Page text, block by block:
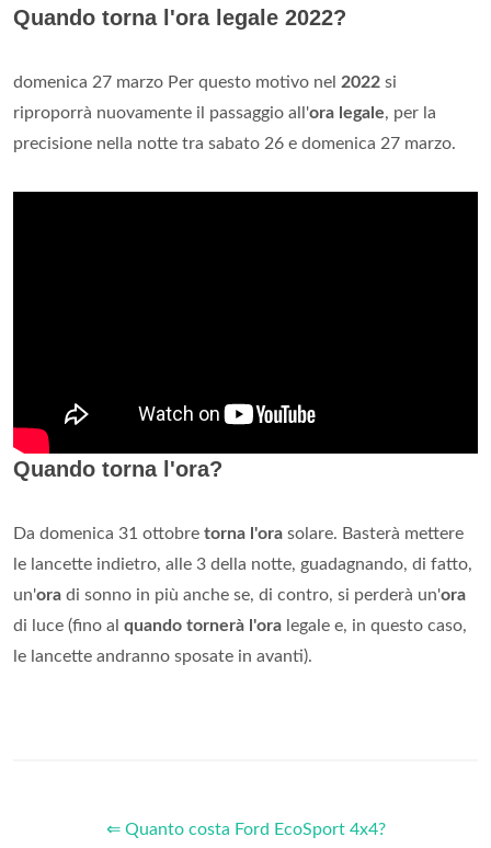
Quando torna l'ora legale 2022?
domenica 27 marzo Per questo motivo nel 2022 si
riproporrà nuovamente il passaggio all'ora legale, per la
precisione nella notte tra sabato 26 e domenica 27 marzo.
Quando torna l'ora?
Da domenica 31 ottobre torna l'ora solare. Basterà mettere
le lancette indietro, alle 3 della notte, guadagnando, di fatto,
un'ora di sonno in più anche se, di contro, si perderà un'ora
di luce (fino al quando tornerà l'ora legale e, in questo caso,
le lancette andranno sposate in avanti).
⇐ Quanto costa Ford EcoSport 4x4?